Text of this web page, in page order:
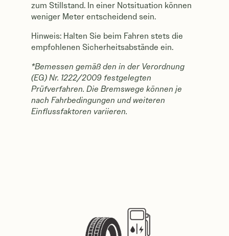
zum Stillstand. In einer Notsituation können
weniger Meter entscheidend sein.
Hinweis: Halten Sie beim Fahren stets die
empfohlenen Sicherheitsabstände ein.
*Bemessen gemäß den in der Verordnung
(EG) Nr. 1222/2009 festgelegten
Prüfverfahren. Die Bremswege können je
nach Fahrbedingungen und weiteren
Einflussfaktoren variieren.